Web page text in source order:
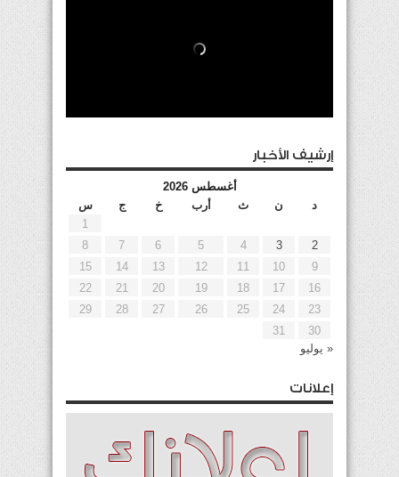
إرشيف الأخبار
أغسطس 2026
د
ن ث أرب خ ج
س
1
2
3
4
5
6
7
8
9
10
11
12
13
14
15
16
17
18
19
20
21
22
23
24
25
26
27
28
29
30
31
« يوليو
إعلانات